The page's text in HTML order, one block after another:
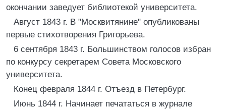
окончании заведует библиотекой университета.
Август 1843 г. В "Москвитянине" опубликованы
первые стихотворения Григорьева.
6 сентября 1843 г. Большинством голосов избран
по конкурсу секретарем Совета Московского
университета.
Конец февраля 1844 г. Отъезд в Петербург.
Июнь 1844 г. Начинает печататься в журнале